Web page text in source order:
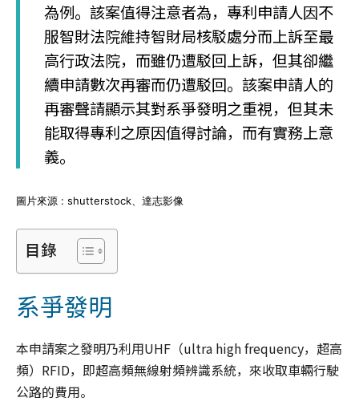
為例。該案值得注意者為，專利申請人因不
服智財法院維持智財局核駁處分而上訴至最
高行政法院，而雖仍遭駁回上訴，但其卻繼
續申請數次再審而仍遭駁回。該案申請人的
再審聲請顯示其對系爭發明之重視，但其未
能取得專利之原因值得討論，而有實務上意
義。
圖片來源 : shutterstock、達志影像
目錄
系爭發明
本申請案之發明乃利用UHF（ultra high frequency，超高
頻）RFID，即超高頻無線射頻辨識系統，來收取車輛行駛
公路的費用。